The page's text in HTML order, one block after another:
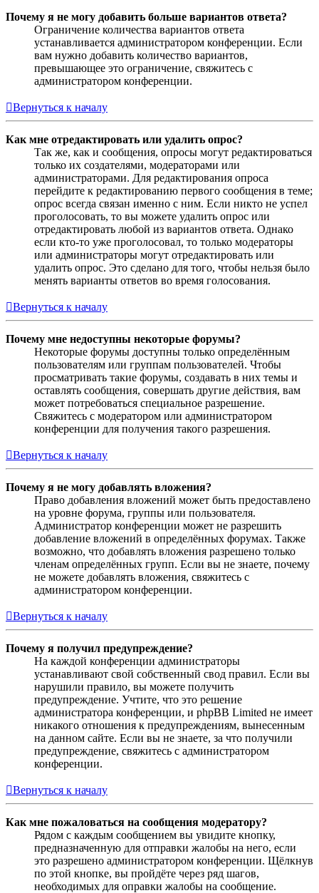
Почему я не могу добавить больше вариантов ответа?
Ограничение количества вариантов ответа
устанавливается администратором конференции. Если
вам нужно добавить количество вариантов,
превышающее это ограничение, свяжитесь с
администратором конференции.
Вернуться к началу
Как мне отредактировать или удалить опрос?
Так же, как и сообщения, опросы могут редактироваться
только их создателями, модераторами или
администраторами. Для редактирования опроса
перейдите к редактированию первого сообщения в теме;
опрос всегда связан именно с ним. Если никто не успел
проголосовать, то вы можете удалить опрос или
отредактировать любой из вариантов ответа. Однако
если кто-то уже проголосовал, то только модераторы
или администраторы могут отредактировать или
удалить опрос. Это сделано для того, чтобы нельзя было
менять варианты ответов во время голосования.
Вернуться к началу
Почему мне недоступны некоторые форумы?
Некоторые форумы доступны только определённым
пользователям или группам пользователей. Чтобы
просматривать такие форумы, создавать в них темы и
оставлять сообщения, совершать другие действия, вам
может потребоваться специальное разрешение.
Свяжитесь с модератором или администратором
конференции для получения такого разрешения.
Вернуться к началу
Почему я не могу добавлять вложения?
Право добавления вложений может быть предоставлено
на уровне форума, группы или пользователя.
Администратор конференции может не разрешить
добавление вложений в определённых форумах. Также
возможно, что добавлять вложения разрешено только
членам определённых групп. Если вы не знаете, почему
не можете добавлять вложения, свяжитесь с
администратором конференции.
Вернуться к началу
Почему я получил предупреждение?
На каждой конференции администраторы
устанавливают свой собственный свод правил. Если вы
нарушили правило, вы можете получить
предупреждение. Учтите, что это решение
администратора конференции, и phpBB Limited не имеет
никакого отношения к предупреждениям, вынесенным
на данном сайте. Если вы не знаете, за что получили
предупреждение, свяжитесь с администратором
конференции.
Вернуться к началу
Как мне пожаловаться на сообщения модератору?
Рядом с каждым сообщением вы увидите кнопку,
предназначенную для отправки жалобы на него, если
это разрешено администратором конференции. Щёлкнув
по этой кнопке, вы пройдёте через ряд шагов,
необходимых для оправки жалобы на сообщение.